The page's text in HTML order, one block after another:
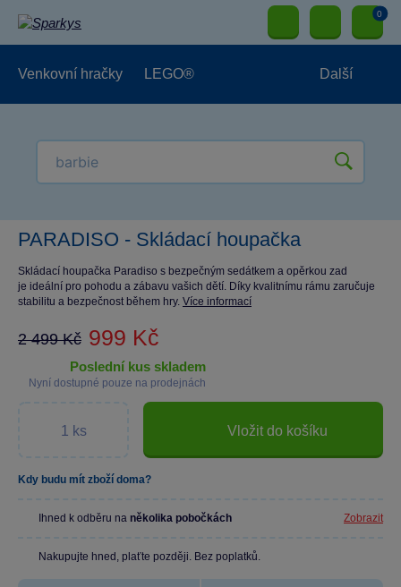
0
Venkovní hračky LEGO® Další
PARADISO - Skládací houpačka
Skládací houpačka Paradiso s bezpečným sedátkem a opěrkou zad
je ideální pro pohodu a zábavu vašich dětí. Díky kvalitnímu rámu zaručuje
stabilitu a bezpečnost během hry. Více informací
2 499 Kč 999 Kč
poslední kus skladem
Nyní dostupné pouze na prodejnách
Vložit do košíku
Kdy budu mít zboží doma?
Ihned k odběru na několika pobočkách Zobrazit
Nakupujte hned, plaťte později. Bez poplatků.